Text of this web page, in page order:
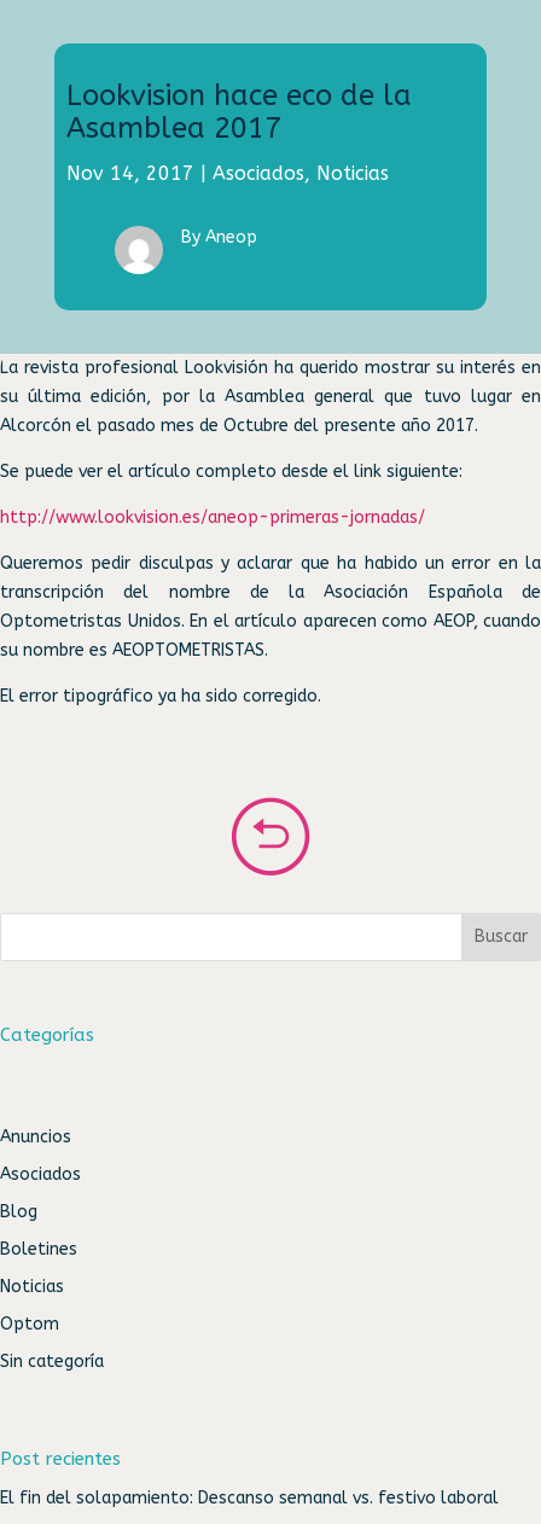
Lookvision hace eco de la
Asamblea 2017
Nov 14, 2017 | Asociados, Noticias
By Aneop
La revista profesional Lookvisión ha querido mostrar su interés en
su última edición, por la Asamblea general que tuvo lugar en
Alcorcón el pasado mes de Octubre del presente año 2017.
Se puede ver el artículo completo desde el link siguiente:
http://www.lookvision.es/aneop-primeras-jornadas/
Queremos pedir disculpas y aclarar que ha habido un error en la
transcripción del nombre de la Asociación Española de
Optometristas Unidos. En el artículo aparecen como AEOP, cuando
su nombre es AEOPTOMETRISTAS.
El error tipográfico ya ha sido corregido.
Buscar
Categorías
Anuncios
Asociados
Blog
Boletines
Noticias
Optom
Sin categoría
Post recientes
El fin del solapamiento: Descanso semanal vs. festivo laboral